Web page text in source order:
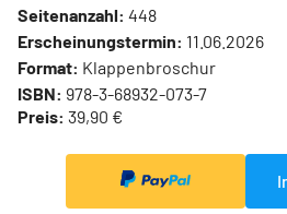
Seitenanzahl: 448
Erscheinungstermin: 11.06.2026
Format: Klappenbroschur
ISBN: 978-3-68932-073-7
Preis: 39,90 €